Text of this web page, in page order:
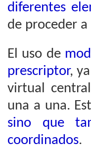
diferentes
de proceder
El uso de
prescriptor,
virtual
una a una.
sino que
coordinados.